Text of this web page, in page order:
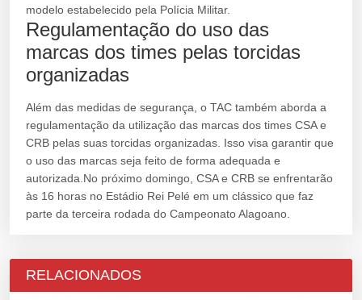
modelo estabelecido pela Polícia Militar.
Regulamentação do uso das
marcas dos times pelas torcidas
organizadas
Além das medidas de segurança, o TAC também aborda a
regulamentação da utilização das marcas dos times CSA e
CRB pelas suas torcidas organizadas. Isso visa garantir que
o uso das marcas seja feito de forma adequada e
autorizada.No próximo domingo, CSA e CRB se enfrentarão
às 16 horas no Estádio Rei Pelé em um clássico que faz
parte da terceira rodada do Campeonato Alagoano.
RELACIONADOS